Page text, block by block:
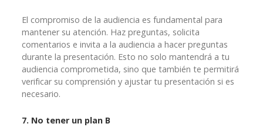
El compromiso de la audiencia es fundamental para
mantener su atención. Haz preguntas, solicita
comentarios e invita a la audiencia a hacer preguntas
durante la presentación. Esto no solo mantendrá a tu
audiencia comprometida, sino que también te permitirá
verificar su comprensión y ajustar tu presentación si es
necesario.
7. No tener un plan B